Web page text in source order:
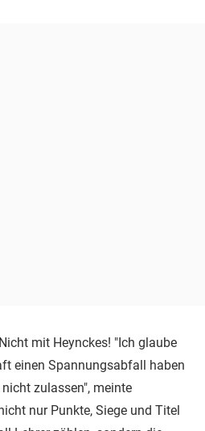
mit Heynckes! "Ich glaube
einen Spannungsabfall haben
zulassen", meinte
nur Punkte, Siege und Titel